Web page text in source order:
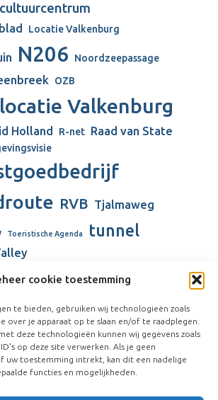
cookie toestemming
te bieden, gebruiken wij technologieën zoals
over je apparaat op te slaan en/of te raadplegen.
deze technologieën kunnen wij gegevens zoals
op deze site verwerken. Als je geen
uw toestemming intrekt, kan dit een nadelige
functies en mogelijkheden.
Locatie Valkenburg
N206 Noordzeepassage
OZB
Valkenburg
Holland R-net Raad van State
RVB Tjalmaweg
Toeristische Agenda tunnel
Valley Valkenburg
verbouw gemeentehuis
Vliegkamp Valkenburg
Wienen-tijdperk windmolens